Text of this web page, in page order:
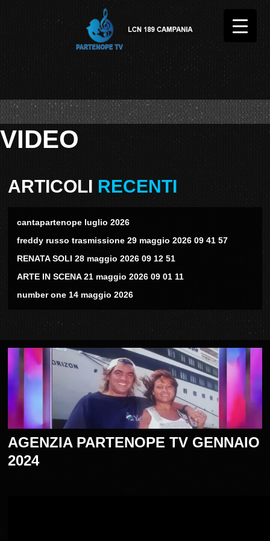
VIDEO
ARTICOLI RECENTI
cantapartenope luglio 2026
freddy russo trasmissione 29 maggio 2026 09 41 57
RENATA SOLI 28 maggio 2026 09 12 51
ARTE IN SCENA 21 maggio 2026 09 01 11
number one 14 maggio 2026
AGENZIA PARTENOPE TV GENNAIO
2024